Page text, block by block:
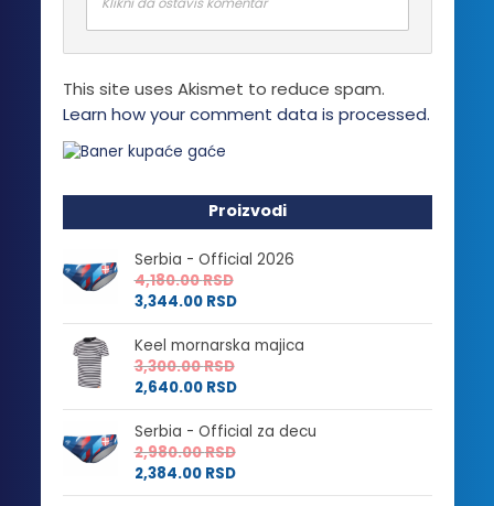
This site uses Akismet to reduce spam.
Learn how your comment data is processed.
Proizvodi
Serbia - Official 2026
4,180.00RSD
3,344.00 RSD
Keel mornarska majica
3,300.00RSD
2,640.00 RSD
Serbia - Official za decu
2,980.00RSD
2,384.00 RSD